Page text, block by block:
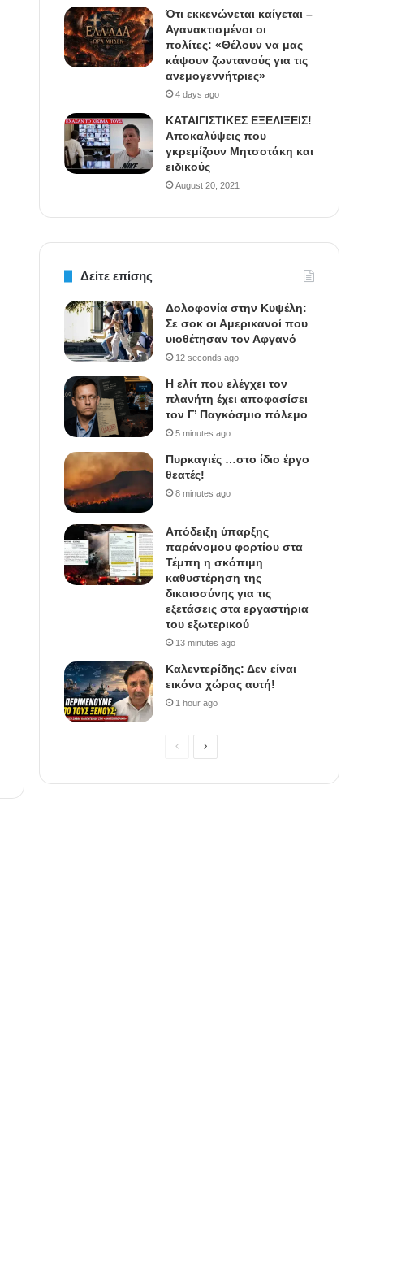
Ότι εκκενώνεται καίγεται –
Αγανακτισμένοι οι
πολίτες: «Θέλουν να μας
κάψουν ζωντανούς για τις
ανεμογεννήτριες»
4 days ago
ΚΑΤΑΙΓΙΣΤΙΚΕΣ ΕΞΕΛΙΞΕΙΣ!
Αποκαλύψεις που
γκρεμίζουν Μητσοτάκη και
ειδικούς
August 20, 2021
Δείτε επίσης
Δολοφονία στην Κυψέλη:
Σε σοκ οι Αμερικανοί που
υιοθέτησαν τον Αφγανό
12 seconds ago
Η ελίτ που ελέγχει τον
πλανήτη έχει αποφασίσει
τον Γ’ Παγκόσμιο πόλεμο
5 minutes ago
Πυρκαγιές …στο ίδιο έργο
θεατές!
8 minutes ago
Απόδειξη ύπαρξης
παράνομου φορτίου στα
Τέμπη η σκόπιμη
καθυστέρηση της
δικαιοσύνης για τις
εξετάσεις στα εργαστήρια
του εξωτερικού
13 minutes ago
Καλεντερίδης: Δεν είναι
εικόνα χώρας αυτή!
1 hour ago